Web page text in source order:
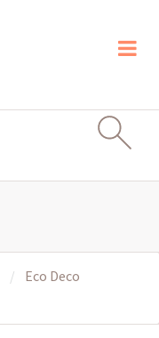
Eco Deco